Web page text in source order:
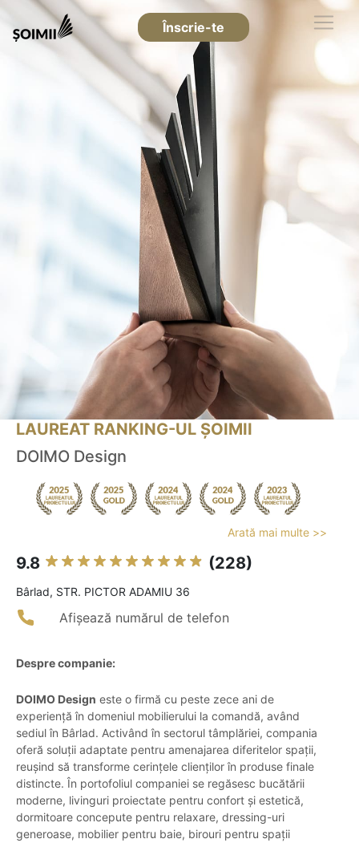
Înscrie-te
LAUREAT RANKING-UL ȘOIMII
DOIMO Design
Arată mai multe >>
9.8 (228)
Bârlad, STR. PICTOR ADAMIU 36
Afișează numărul de telefon
Despre companie:
DOIMO Design este o firmă cu peste zece ani de
experiență în domeniul mobilierului la comandă, având
sediul în Bârlad. Activând în sectorul tâmplăriei, compania
oferă soluții adaptate pentru amenajarea diferitelor spații,
reușind să transforme cerințele clienților în produse finale
distincte. În portofoliul companiei se regăsesc bucătării
moderne, livinguri proiectate pentru confort și estetică,
dormitoare concepute pentru relaxare, dressing-uri
generoase, mobilier pentru baie, birouri pentru spații